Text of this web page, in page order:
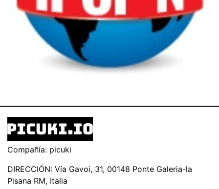
Compañía: picuki
DIRECCIÓN: Vía Gavoi, 31, 00148 Ponte Galeria-la
Pisana RM, Italia